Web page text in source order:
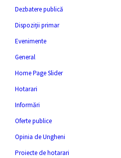
Dezbatere publică
Dispoziții primar
Evenimente
General
Home Page Slider
Hotarari
Informări
Oferte publice
Opinia de Ungheni
Proiecte de hotarari